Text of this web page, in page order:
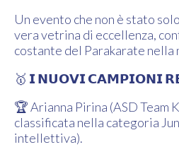
Un evento che non è stato
vera vetrina di eccellenza,
costante del Parakarate nella
🥇 𝗜 𝗡𝗨𝗢𝗩𝗜 𝗖𝗔𝗠𝗣𝗜𝗢𝗡𝗜
🏆 Arianna Pirina (ASD Team
classificata nella categoria
intellettiva).